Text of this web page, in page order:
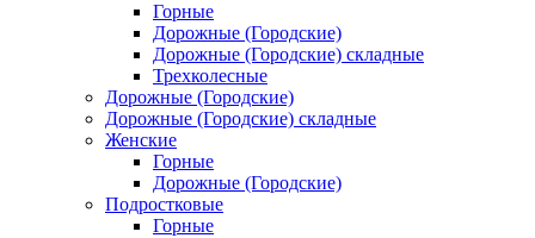
Горные
Дорожные (Городские)
Дорожные (Городские) складные
Трехколесные
Дорожные (Городские)
Дорожные (Городские) складные
Женские
Горные
Дорожные (Городские)
Подростковые
Горные